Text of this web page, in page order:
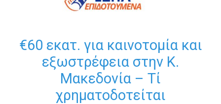
€60 εκατ. για καινοτομία και
εξωστρέφεια στην Κ.
Μακεδονία – Τί
χρηματοδοτείται